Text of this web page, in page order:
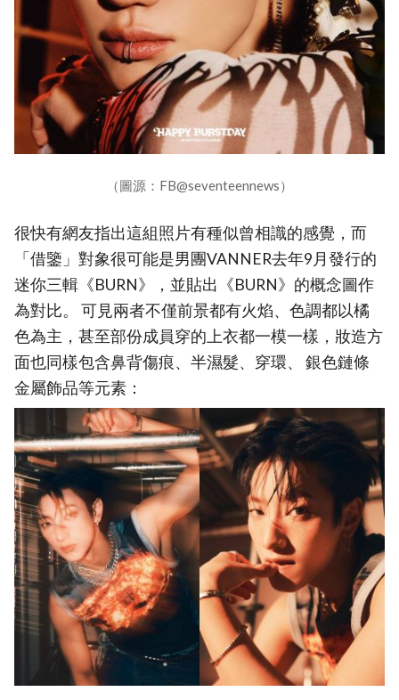
（圖源：FB@seventeennews）
很快有網友指出這組照片有種似曾相識的感覺，而
「借鑒」對象很可能是男團VANNER去年9月發行的
迷你三輯《BURN》，並貼出《BURN》的概念圖作
為對比。 可見兩者不僅前景都有火焰、色調都以橘
色為主，甚至部份成員穿的上衣都一模一樣，妝造方
面也同樣包含鼻背傷痕、半濕髮、穿環、 銀色鏈條
金屬飾品等元素：